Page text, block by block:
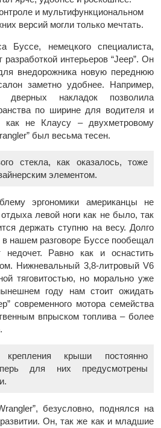
и мультифункциональном
версий могли только мечтать.
Буссе, немецкого специалиста,
интерьеров “Jeep”. Он
внедорожника новую переднюю
заметно удобнее. Например,
дверных накладок позволила
по ширине для водителя и
как не Клаусу – двухметровому
был весьма тесен.
стекла, как оказалось, тоже
элементом.
эргономики американцы не
левой ноги как не было, так
держать ступню на весу. Долго
нашем разговоре Буссе пообещал
недочет. Равно как и оснастить
Нижневальный 3,8-литровый V6
тяговитостью, но морально уже
году нам стоит ожидать
современного мотора семейства
впрыском топлива – более
крыши постоянно
для них предусмотрены
безусловно, поднялся на
Он, так же как и младшие